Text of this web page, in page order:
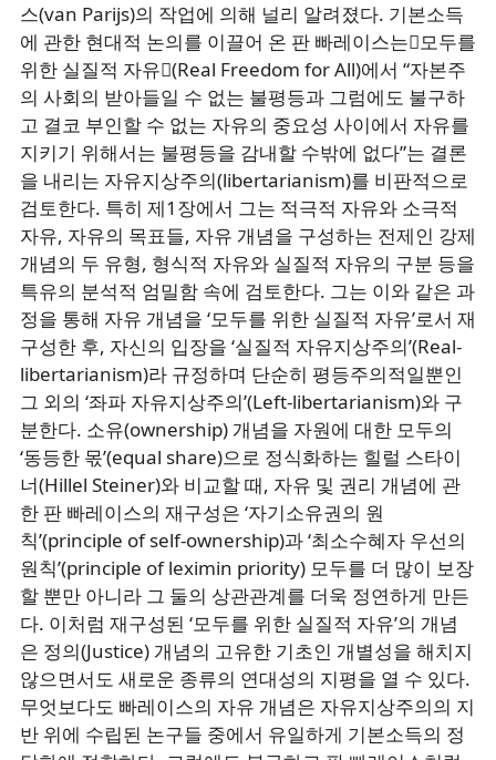
스(van Parijs)의 작업에 의해 널리 알려졌다. 기본소득
에 관한 현대적 논의를 이끌어 온 판 빠레이스는󰡔모두를
위한 실질적 자유󰡕(Real Freedom for All)에서 “자본주
의 사회의 받아들일 수 없는 불평등과 그럼에도 불구하
고 결코 부인할 수 없는 자유의 중요성 사이에서 자유를
지키기 위해서는 불평등을 감내할 수밖에 없다”는 결론
을 내리는 자유지상주의(libertarianism)를 비판적으로
검토한다. 특히 제1장에서 그는 적극적 자유와 소극적
자유, 자유의 목표들, 자유 개념을 구성하는 전제인 강제
개념의 두 유형, 형식적 자유와 실질적 자유의 구분 등을
특유의 분석적 엄밀함 속에 검토한다. 그는 이와 같은 과
정을 통해 자유 개념을 ‘모두를 위한 실질적 자유’로서 재
구성한 후, 자신의 입장을 ‘실질적 자유지상주의’(Real-
libertarianism)라 규정하며 단순히 평등주의적일뿐인
그 외의 ‘좌파 자유지상주의’(Left-libertarianism)와 구
분한다. 소유(ownership) 개념을 자원에 대한 모두의
‘동등한 몫’(equal share)으로 정식화하는 힐럴 스타이
너(Hillel Steiner)와 비교할 때, 자유 및 권리 개념에 관
한 판 빠레이스의 재구성은 ‘자기소유권의 원
칙’(principle of self-ownership)과 ‘최소수혜자 우선의
원칙’(principle of leximin priority) 모두를 더 많이 보장
할 뿐만 아니라 그 둘의 상관관계를 더욱 정연하게 만든
다. 이처럼 재구성된 ‘모두를 위한 실질적 자유’의 개념
은 정의(Justice) 개념의 고유한 기초인 개별성을 해치지
않으면서도 새로운 종류의 연대성의 지평을 열 수 있다.
무엇보다도 빠레이스의 자유 개념은 자유지상주의의 지
반 위에 수립된 논구들 중에서 유일하게 기본소득의 정